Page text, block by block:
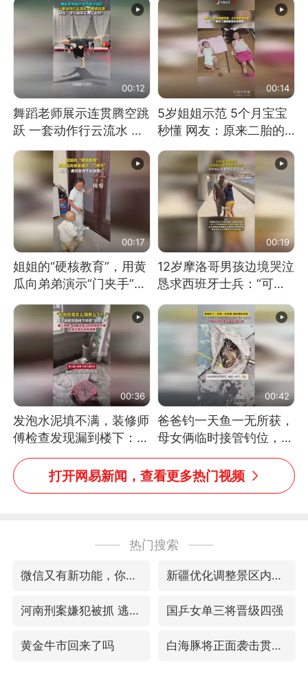
00:12
舞蹈老师展示连贯腾空跳
跃 一套动作行云流水 节
奏感拉满 网友：怎么做
到又舞又武的？
00:14
5岁姐姐示范 5个月宝宝
秒懂 网友：原来二胎的
快乐长这样
00:17
姐姐的“硬核教育”，用黄
瓜向弟弟演示“门夹手”，
网友：果然言传不如身
教！
00:19
12岁摩洛哥男孩边境哭泣
恳求西班牙士兵：“可不
可以不要把我遣返回国”
00:36
发泡水泥填不满，装修师
傅检查发现漏到楼下：出
风口未延伸到外墙
00:42
爸爸钓一天鱼一无所获，
母女俩临时接管钓位，用
玩具鱼竿钓上大鱼
打开网易新闻，查看更多热门视频
热门搜索
微信又有新功能，你可以“撤回”你的撤回了！ 新疆优化调整景区内自驾服务费
河南刑案嫌犯被抓 逃窜时伤害多人 国乒女单三将晋级四强
黄金牛市回来了吗 白海豚将正面袭击贯穿浙江